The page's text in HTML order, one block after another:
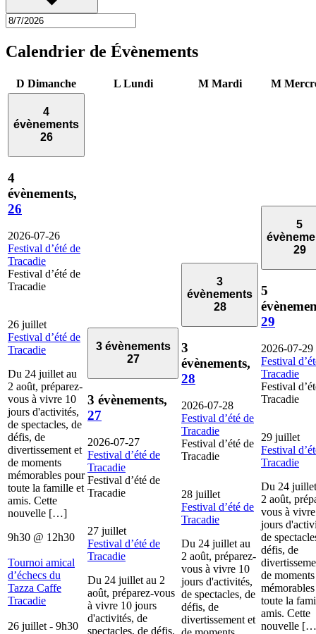
Calendrier de Évènements
D Dimanche L Lundi M Mardi M
4
évènements
26
4
évènements,
26
2026-07-26
Festival d’été de
Tracadie
Festival d’été de
Tracadie
26 juillet
Festival d’été de
Tracadie
Du 24 juillet au
2 août, préparez-
vous à vivre 10
jours d'activités,
de spectacles, de
défis, de
divertissement et
de moments
mémorables pour
toute la famille et
amis. Cette
nouvelle […]
9h30 @ 12h30
Tournoi amical
d’échecs du
Tazza Caffe
Tracadie
26 juillet - 9h30
3 évènements
27
3 évènements,
27
2026-07-27
Festival d’été de
Tracadie
Festival d’été de
Tracadie
27 juillet
Festival d’été de
Tracadie
Du 24 juillet au 2
août, préparez-vous
à vivre 10 jours
d'activités, de
spectacles, de défis,
3
évènements
28
3
évènements,
28
2026-07-28
Festival d’été de
Tracadie
Festival d’été de
Tracadie
28 juillet
Festival d’été de
Tracadie
Du 24 juillet au
2 août, préparez-
vous à vivre 10
jours d'activités,
de spectacles, de
défis, de
divertissement et
5
29
5
29
2026-07-29
Festival
Tracadie
Festival
Tracadie
29 juillet
Festival
Tracadie
Du 24
2 août,
vous à
jours
de
défis, de
de moments
toute la
amis. Cette
nouvelle